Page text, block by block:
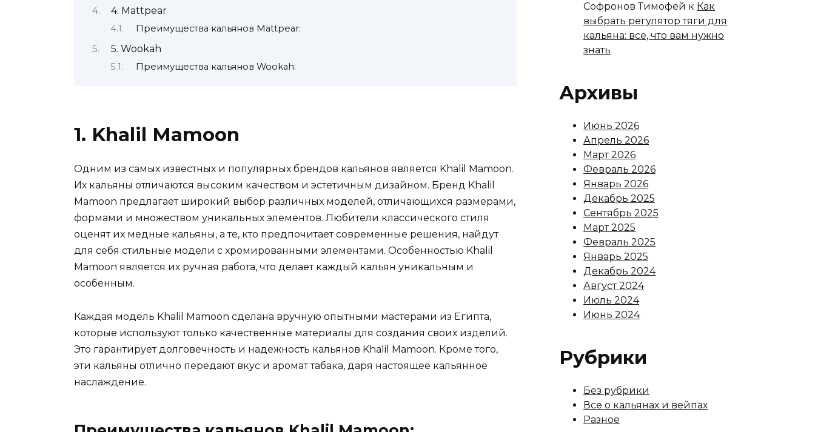
4. Mattpear
Преимущества кальянов Mattpear:
5. Wookah
Преимущества кальянов Wookah:
1. Khalil Mamoon
Одним из самых известных и популярных брендов кальянов является Khalil Mamoon.
Их кальяны отличаются высоким качеством и эстетичным дизайном. Бренд Khalil
Mamoon предлагает широкий выбор различных моделей, отличающихся размерами,
формами и множеством уникальных элементов. Любители классического стиля
оценят их медные кальяны, а те, кто предпочитает современные решения, найдут
для себя стильные модели с хромированными элементами. Особенностью Khalil
Mamoon является их ручная работа, что делает каждый кальян уникальным и
особенным.
Каждая модель Khalil Mamoon сделана вручную опытными мастерами из Египта,
которые используют только качественные материалы для создания своих изделий.
Это гарантирует долговечность и надежность кальянов Khalil Mamoon. Кроме того,
эти кальяны отлично передают вкус и аромат табака, даря настоящее кальянное
наслаждение.
Софронов Тимофей к Как
выбрать регулятор тяги для
кальяна: все, что вам нужно
знать
Архивы
Июнь 2026
Апрель 2026
Март 2026
Февраль 2026
Январь 2026
Декабрь 2025
Сентябрь 2025
Март 2025
Февраль 2025
Январь 2025
Декабрь 2024
Август 2024
Июль 2024
Июнь 2024
Рубрики
Без рубрики
Все о кальянах и вейпах
Разное